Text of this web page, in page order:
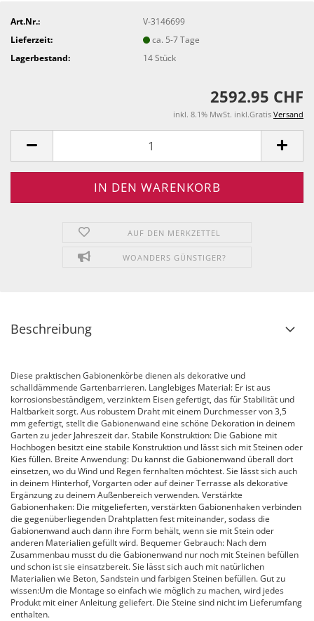
Art.Nr.:
V-3146699
Lieferzeit:
ca. 5-7 Tage
Lagerbestand:
14Stück
2592.95 CHF
inkl. 8.1% MwSt. inkl.Gratis Versand
AUF DEN MERKZETTEL
WOANDERS GÜNSTIGER?
Beschreibung
Diese praktischen Gabionenkörbe dienen als dekorative und
schalldämmende Gartenbarrieren. Langlebiges Material: Er ist aus
korrosionsbeständigem, verzinktem Eisen gefertigt, das für Stabilität und
Haltbarkeit sorgt. Aus robustem Draht mit einem Durchmesser von 3,5
mm gefertigt, stellt die Gabionenwand eine schöne Dekoration in deinem
Garten zu jeder Jahreszeit dar. Stabile Konstruktion: Die Gabione mit
Hochbogen besitzt eine stabile Konstruktion und lässt sich mit Steinen oder
Kies füllen. Breite Anwendung: Du kannst die Gabionenwand überall dort
einsetzen, wo du Wind und Regen fernhalten möchtest. Sie lässt sich auch
in deinem Hinterhof, Vorgarten oder auf deiner Terrasse als dekorative
Ergänzung zu deinem Außenbereich verwenden. Verstärkte
Gabionenhaken: Die mitgelieferten, verstärkten Gabionenhaken verbinden
die gegenüberliegenden Drahtplatten fest miteinander, sodass die
Gabionenwand auch dann ihre Form behält, wenn sie mit Stein oder
anderen Materialien gefüllt wird. Bequemer Gebrauch: Nach dem
Zusammenbau musst du die Gabionenwand nur noch mit Steinen befüllen
und schon ist sie einsatzbereit. Sie lässt sich auch mit natürlichen
Materialien wie Beton, Sandstein und farbigen Steinen befüllen. Gut zu
wissen:Um die Montage so einfach wie möglich zu machen, wird jedes
Produkt mit einer Anleitung geliefert. Die Steine sind nicht im Lieferumfang
enthalten.